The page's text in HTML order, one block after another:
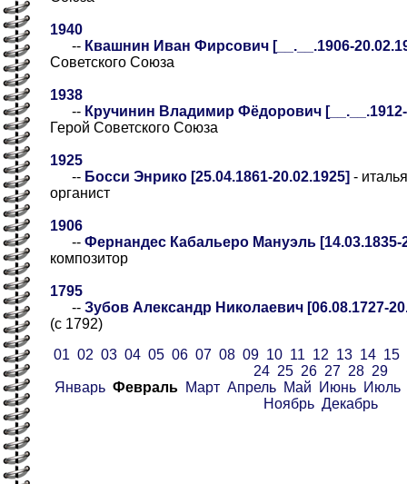
1940
-- Квашнин Иван Фирсович [__.__.1906-
Советского Союза
1938
-- Кручинин Владимир Фёдорович [__.__.1912-
Герой Советского Союза
1925
-- Босси Энрико [25.04.1861-20.02.1925] -
органист
1906
-- Фернандес Кабальеро Мануэль [14.03.1835-
композитор
1795
-- Зубов Александр Николаевич [06.08.1727-
(с 1792)
01 02 03 04 05 06 07 08 09 10 11 12 13 14 15
24 25 26 27 28 29
Январь Февраль Март Апрель Май Июнь
Июль
Ноябрь Декабрь